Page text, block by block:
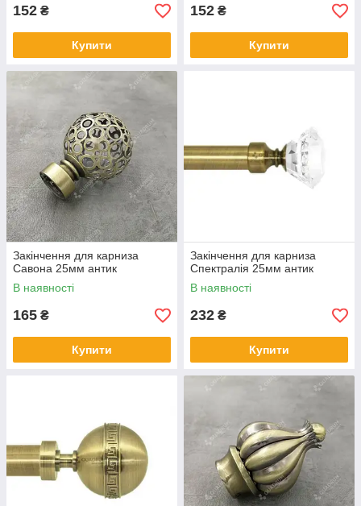
152 ₴
Купити
152 ₴
Купити
Закінчення для карниза
Савона 25мм антик
В наявності
165 ₴
Купити
Закінчення для карниза
Спектралія 25мм антик
В наявності
232 ₴
Купити